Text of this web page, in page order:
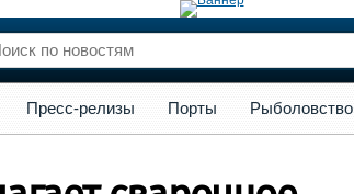
Флот
Форум
Пресс-релизы Порты Рыболовство